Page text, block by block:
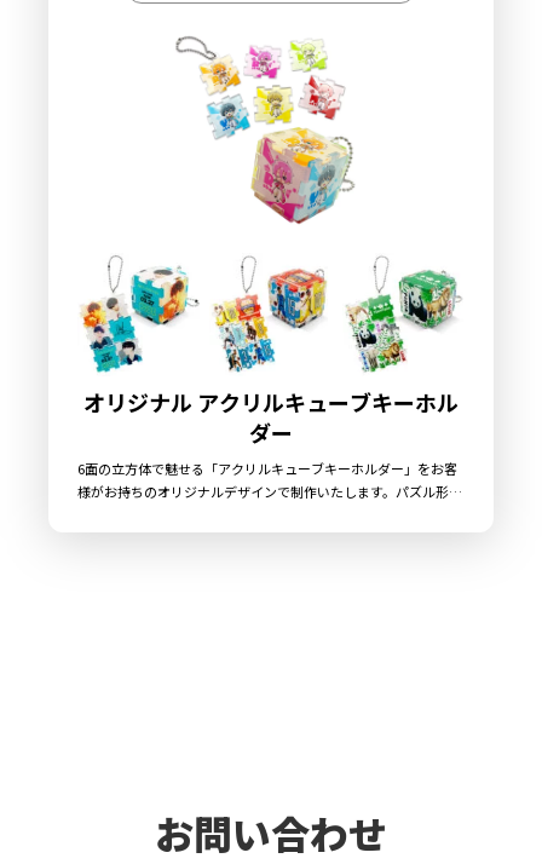
ル商品として展開できます。お気軽にお問い合わせください！
オリジナル アクリルキューブキーホル
ダー
6面の立方体で魅せる「アクリルキューブキーホルダー」をお客
様がお持ちのオリジナルデザインで制作いたします。パズル形状
ますので、パネルの配置は自由に組み替えることが可能です。ま
お問い合わせ